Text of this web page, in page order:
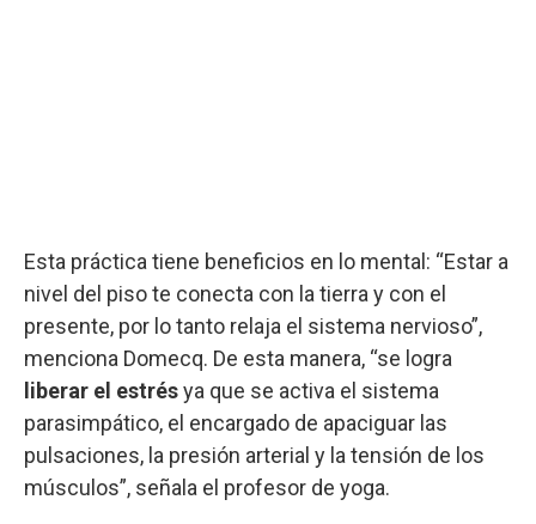
Esta práctica tiene beneficios en lo mental: “Estar a
nivel del piso te conecta con la tierra y con el
presente, por lo tanto relaja el sistema nervioso”,
menciona Domecq. De esta manera, “se logra
liberar el estrésya que se activa el sistema
parasimpático, el encargado de apaciguar las
pulsaciones, la presión arterial y la tensión de los
músculos”, señala el profesor de yoga.